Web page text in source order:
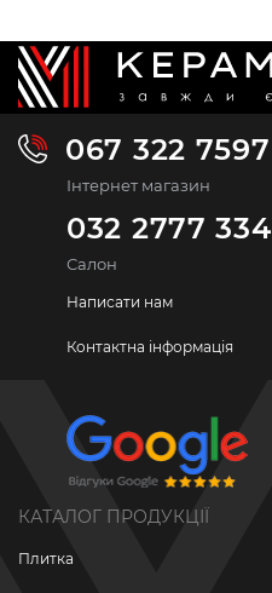
067 322 7597
Інтернет магазин
032 2777 334
Салон
Написати нам
Контактна інформація
КАТАЛОГ ПРОДУКЦІЇ
Плитка